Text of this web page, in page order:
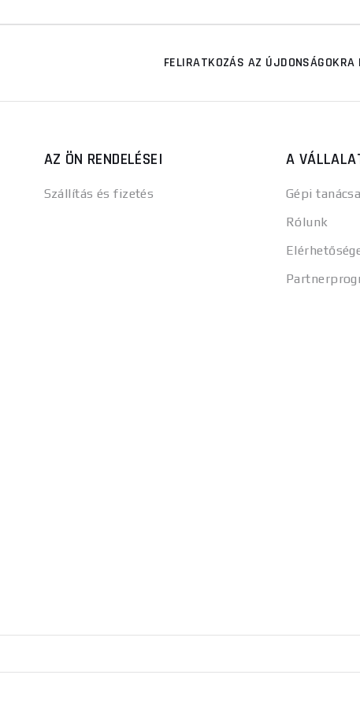
FELIRATKOZÁS AZ
AZ ÖN RENDELÉSEI
Szállítás és fizetés
A
Gépi
Rólunk